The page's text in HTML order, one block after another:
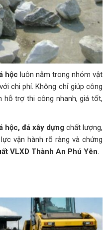
hộc luôn nằm trong nhóm vật
chi phí. Không chỉ giúp công
hỗ trợ thi công nhanh, giá tốt,
hộc, đá xây dựng chất lượng,
vận hành rõ ràng và chứng
VLXD Thành An Phú Yên.